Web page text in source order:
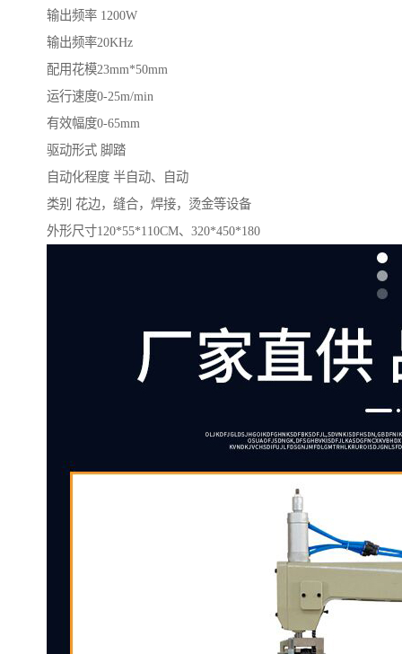
输出频率 1200W
输出频率20KHz
配用花模23mm*50mm
运行速度0-25m/min
有效幅度0-65mm
驱动形式 脚踏
自动化程度 半自动、自动
类别 花边，缝合，焊接，烫金等设备
外形尺寸120*55*110CM、320*450*180